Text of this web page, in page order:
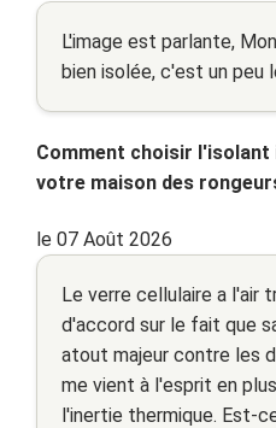
L'image est parlante,
bien isolée, c'est un peu
Comment choisir
votre maison des
le 07 Août 2026
Le verre cellulaire a l'air
d'accord sur le fait que
atout majeur contre les
me vient à l'esprit en
l'inertie thermique. Est-